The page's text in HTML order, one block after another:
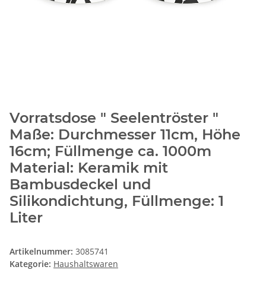
Vorratsdose " Seelentröster "
Maße: Durchmesser 11cm, Höhe
16cm; Füllmenge ca. 1000m
Material: Keramik mit
Bambusdeckel und
Silikondichtung, Füllmenge: 1
Liter
Artikelnummer: 3085741
Kategorie: Haushaltswaren